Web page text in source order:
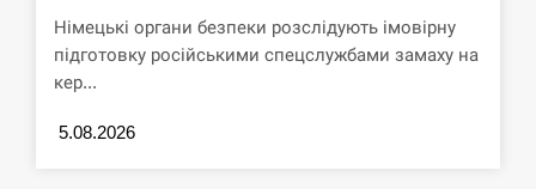
СЕРПЕНЬ
11:40
У зоопарку Токіо через спеку загинули три
Німецькі органи безпеки розслідують імовірну
підготовку російськими спецслужбами замаху на
кер...
5.08.2026